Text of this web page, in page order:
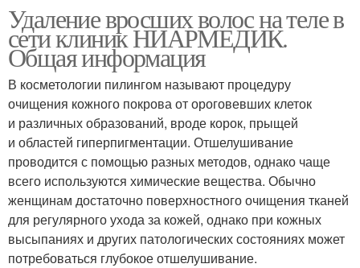
Удаление вросших волос на теле в
сети клиник НИАРМЕДИК.
Общая информация
В косметологии пилингом называют процедуру
очищения кожного покрова от ороговевших клеток
и различных образований, вроде корок, прыщей
и областей гиперпигментации. Отшелушивание
проводится с помощью разных методов, однако чаще
всего используются химические вещества. Обычно
женщинам достаточно поверхностного очищения тканей
для регулярного ухода за кожей, однако при кожных
высыпаниях и других патологических состояниях может
потребоваться глубокое отшелушивание.